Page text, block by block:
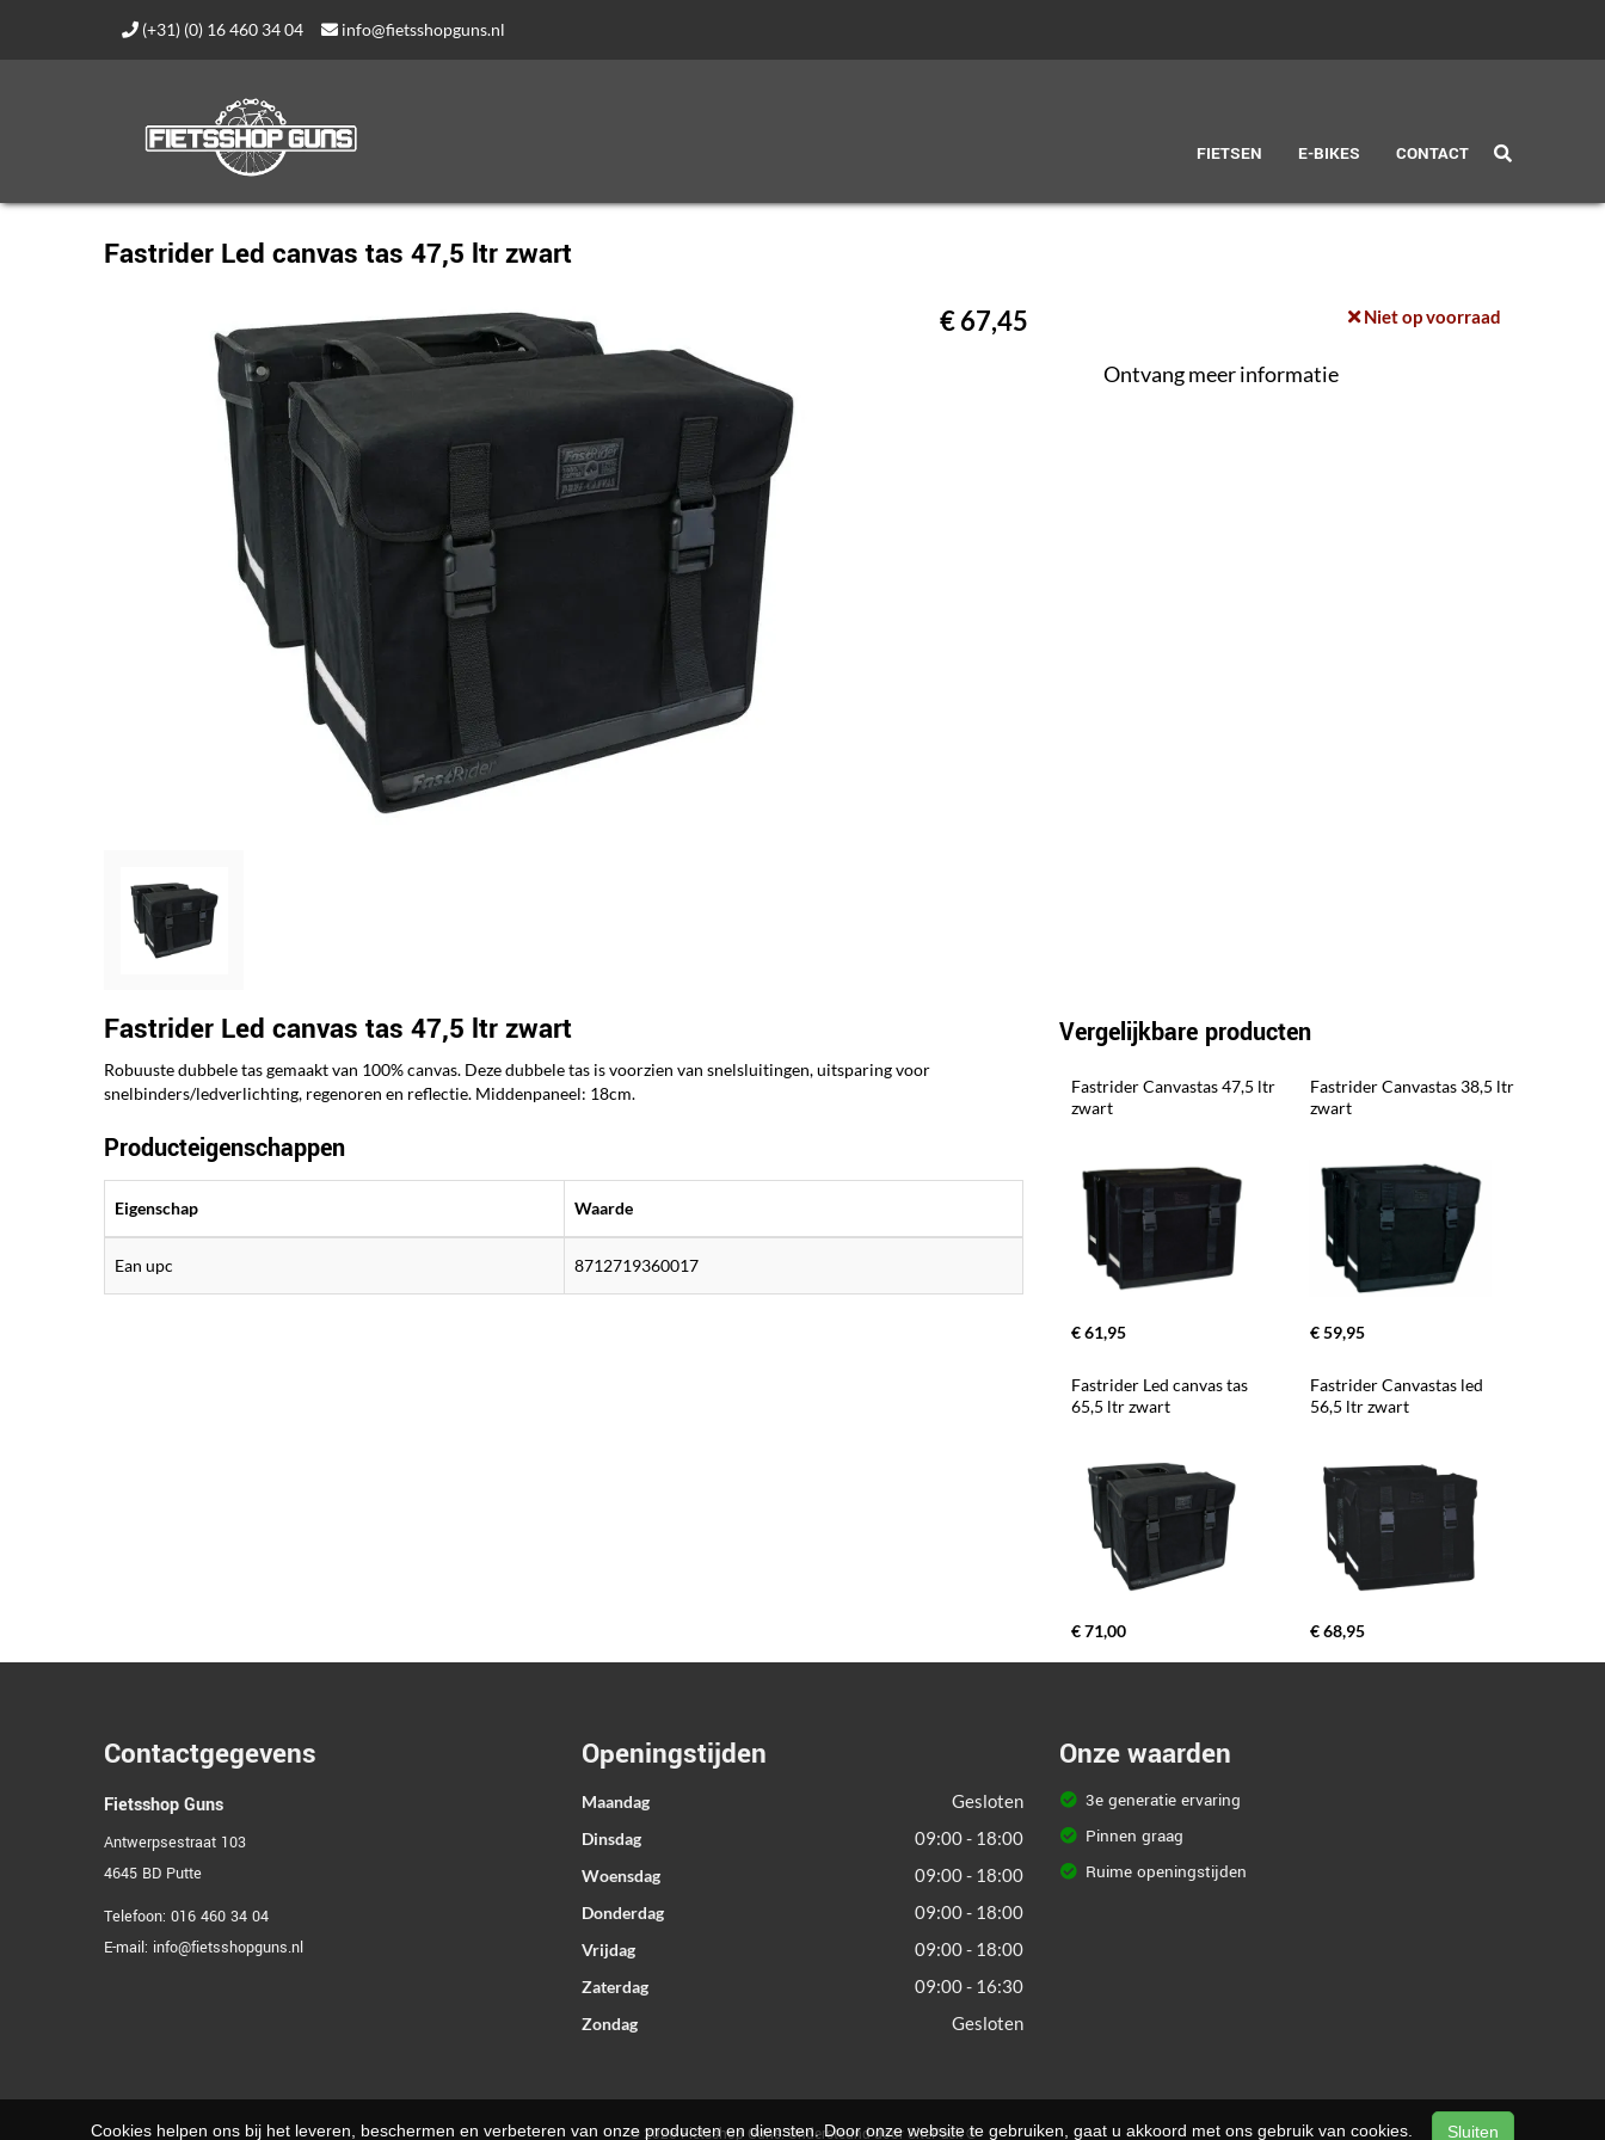
(+31) (0) 16 460 34 04 info@fietsshopguns.nl
FIETSEN E-BIKES CONTACT
Fastrider Led canvas tas 47,5 ltr zwart
€ 67,45 Niet op voorraad
Ontvang meer informatie
Fastrider Led canvas tas 47,5 ltr zwart
Robuuste dubbele tas gemaakt van 100% canvas. Deze dubbele tas is voorzien van snelsluitingen, uitsparing voor
snelbinders/ledverlichting, regenoren en reflectie. Middenpaneel: 18cm.
Producteigenschappen
Eigenschap Waarde
Ean upc 8712719360017
Vergelijkbare producten
Fastrider Canvastas 47,5 ltr
zwart
€ 61,95
Fastrider Canvastas 38,5 ltr
zwart
€ 59,95
Fastrider Led canvas tas
65,5 ltr zwart
€ 71,00
Fastrider Canvastas led
56,5 ltr zwart
€ 68,95
Contactgegevens
Fietsshop Guns
Antwerpsestraat 103
4645 BD Putte
Telefoon: 016 460 34 04
E-mail: info@fietsshopguns.nl
Openingstijden
Maandag Gesloten
Dinsdag 09:00 - 18:00
Woensdag 09:00 - 18:00
Donderdag 09:00 - 18:00
Vrijdag 09:00 - 18:00
Zaterdag 09:00 - 16:30
Zondag Gesloten
Onze waarden
3e generatie ervaring
Pinnen graag
Ruime openingstijden
© 2026 Fietsshop Guns. Ondersteund doorSitePack ®
Cookies helpen ons bij het leveren, beschermen en verbeteren van onze producten en diensten. Door onze website te gebruiken, gaat u akkoord met ons gebruik van cookies. Sluiten